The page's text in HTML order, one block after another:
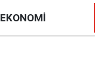
EKONOMI